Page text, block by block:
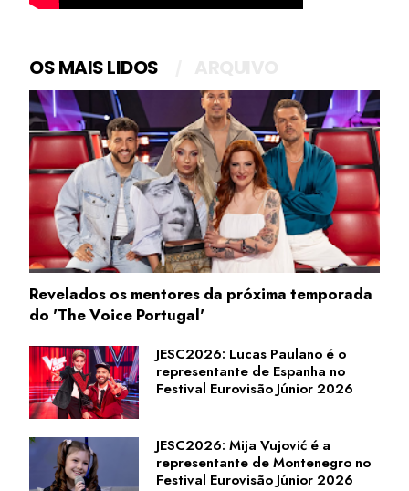
OS MAIS LIDOS
Revelados os mentores da próxima temporada
do 'The Voice Portugal'
JESC2026: Lucas Paulano é o
representante de Espanha no
Festival Eurovisão Júnior 2026
JESC2026: Mija Vujović é a
representante de Montenegro no
Festival Eurovisão Júnior 2026